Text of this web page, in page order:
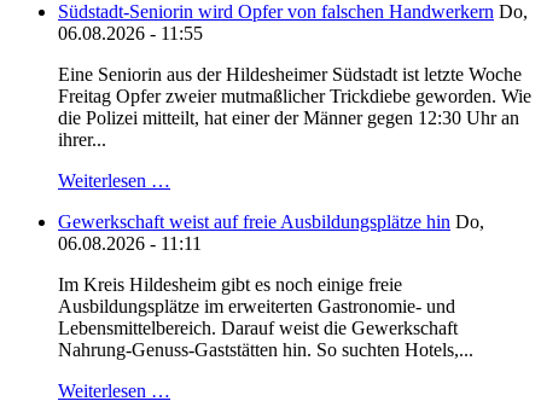
Südstadt-Seniorin wird Opfer von falschen Handwerkern Do,
06.08.2026 - 11:55
Eine Seniorin aus der Hildesheimer Südstadt ist letzte Woche
Freitag Opfer zweier mutmaßlicher Trickdiebe geworden. Wie
die Polizei mitteilt, hat einer der Männer gegen 12:30 Uhr an
ihrer...
Weiterlesen …
Gewerkschaft weist auf freie Ausbildungsplätze hin Do,
06.08.2026 - 11:11
Im Kreis Hildesheim gibt es noch einige freie
Ausbildungsplätze im erweiterten Gastronomie- und
Lebensmittelbereich. Darauf weist die Gewerkschaft
Nahrung-Genuss-Gaststätten hin. So suchten Hotels,...
Weiterlesen …